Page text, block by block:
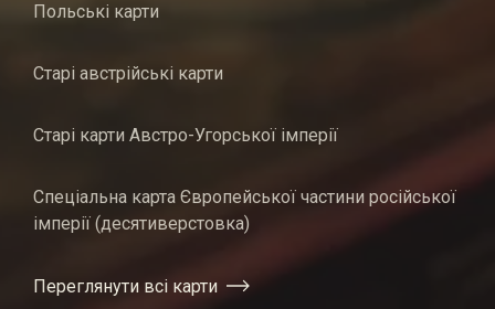
Польські карти
Старі австрійські карти
Старі карти Австро-Угорської імперії
Спеціальна карта Європейської частини російської
імперії (десятиверстовка)
Переглянути всі карти